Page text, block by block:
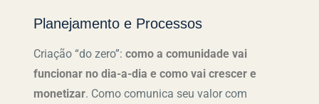
Planejamento e Processos
Criação “do zero”:como a comunidade vai
funcionar no dia-a-diae como vai crescer e
monetizar. Como comunica seu valor com